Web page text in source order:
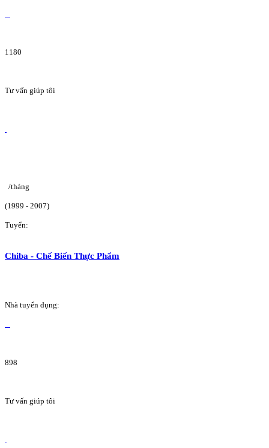
1180
Tư vấn giúp tôi
/tháng
(1999 - 2007)
Tuyển:
Chiba - Chế Biến Thực Phẩm
Nhà tuyển dụng:
898
Tư vấn giúp tôi